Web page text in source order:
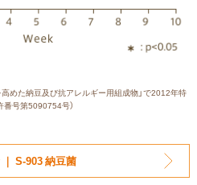
めた納豆及び抗アレルギー用組成物」で2012年特
番号第5090754号）
S-903 納豆菌